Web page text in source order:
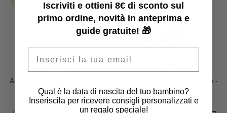
BIBS
Ciuccio Colour - Tettarella
Anatomica in Gomma Naturale -
Avorio e Verde Salvia - Senza
PBA, PVC e Flatati
9,95 € 9,95 €
Ciuccio Couture - Tettarella
Anatomica in Gomma Naturale -
Meadow e Earth - Senza PBA,
PVC e Flatati
Prezzo iniziale 11,95 €
11,95 € 4,78 €
Iscriviti e ottieni 8€ di sconto sul
primo ordine, novità in anteprima e
guide gratuite! 🎁
Qual è la data di nascita del tuo bambino?
Inseriscila per ricevere consigli personalizzati e
un regalo speciale!